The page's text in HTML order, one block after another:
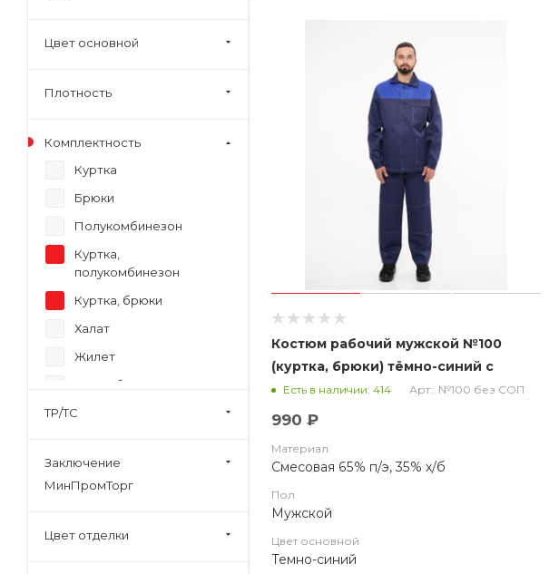
Костюм рабочий мужской №100
(куртка, брюки) тёмно-синий с
васильковым без СОП (ЧЗ)
Есть в наличии: 414 Арт.: №100 без СОП
990 ₽
Материал
Смесовая 65% п/э, 35% х/б
Пол
Мужской
Цвет основной
Темно-синий
Цвет основной
Плотность
Комплектность
Куртка
Брюки
Полукомбинезон
Куртка,
полукомбинезон
Куртка, брюки
Халат
Жилет
Блуза, брюки
Шорты
ТР/ТС
Заключение
МинПромТорг
Цвет отделки